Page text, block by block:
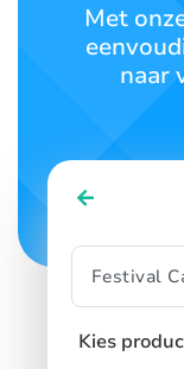
SIGN UP
Met
naar
Kies